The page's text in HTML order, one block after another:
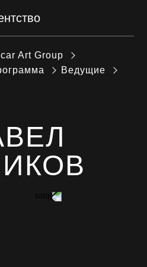
Art Group
Ведущие